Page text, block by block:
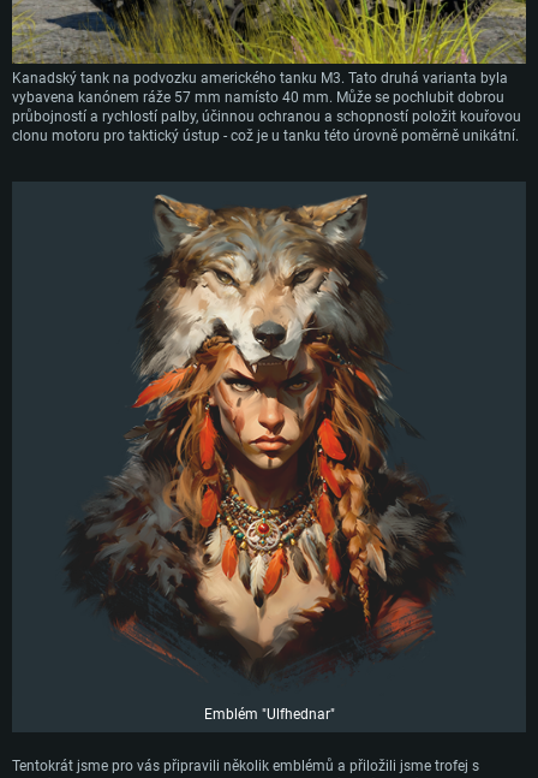
Kanadský tank na podvozku amerického tanku M3. Tato druhá varianta byla
vybavena kanónem ráže 57 mm namísto 40 mm. Může se pochlubit dobrou
průbojností a rychlostí palby, účinnou ochranou a schopností položit kouřovou
clonu motoru pro taktický ústup - což je u tanku této úrovně poměrně unikátní.
Emblém "Ulfhednar"
Tentokrát jsme pro vás připravili několik emblémů a přiložili jsme trofej s